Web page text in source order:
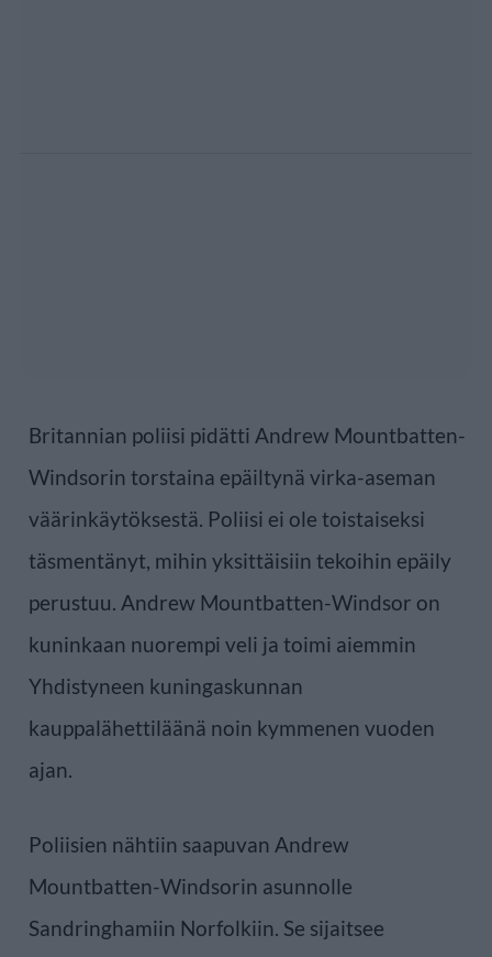
Britannian poliisi pidätti Andrew Mountbatten-
Windsorin torstaina epäiltynä virka-aseman
väärinkäytöksestä. Poliisi ei ole toistaiseksi
täsmentänyt, mihin yksittäisiin tekoihin epäily
perustuu. Andrew Mountbatten-Windsor on
kuninkaan nuorempi veli ja toimi aiemmin
Yhdistyneen kuningaskunnan
kauppalähettiläänä noin kymmenen vuoden
ajan.
Poliisien nähtiin saapuvan Andrew
Mountbatten-Windsorin asunnolle
Sandringhamiin Norfolkiin. Se sijaitsee